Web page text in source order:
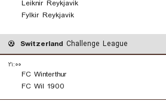
Leiknir Reykjavik
Fylkir Reykjavik
Switzerland Challenge League
۲۱:۰۰
FC Winterthur
FC Wil 1900